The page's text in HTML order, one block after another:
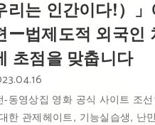
리는 인간이다!）
ー법제도적 외국인
초점을 맞춥니다
-동영상집 영화 공식 사이트 조
한 관제헤이트, 기능실습생, 난